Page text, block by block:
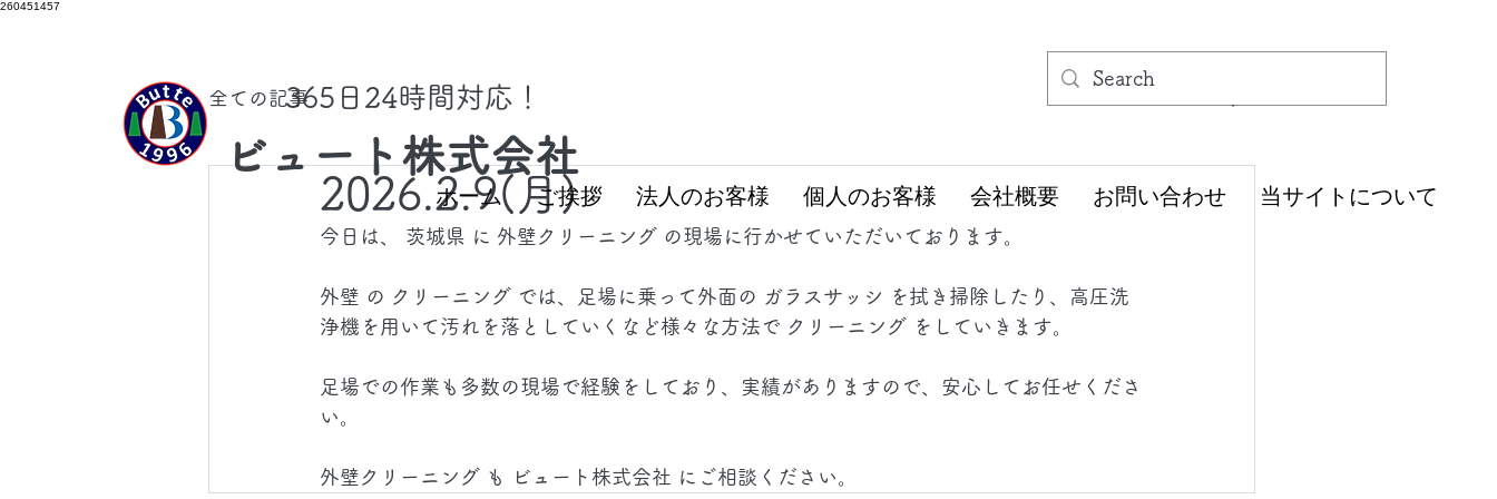
260451457
ビュート株式会社
​365日24時間対応！
ホーム ご挨拶 法人のお客様 個人のお客様 会社概要 お問い合わせ 当サイトについて
全ての記事
2026.2.9(月)
今日は、 茨城県 に 外壁クリーニング の現場に行かせていただいております。
外壁 の クリーニング では、足場に乗って外面の ガラスサッシ を拭き掃除したり、高圧洗
浄機を用いて汚れを落としていくなど様々な方法で クリーニング をしていきます。
足場での作業も多数の現場で経験をしており、実績がありますので、安心してお任せくださ
い。
外壁クリーニング も ビュート株式会社 にご相談ください。